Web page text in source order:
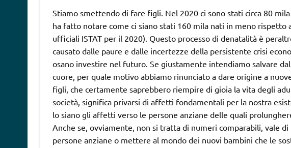
Stiamo smettendo di fare figli. Nel 2020 ci sono stati circa 80
ha fatto notare come ci siano stati 160 mila nati in meno rispetto
ufficiali ISTAT per il 2020). Questo processo di denatalità è
causato dalle paure e dalle incertezze della persistente crisi
osano investire nel futuro. Se giustamente intendiamo salvare
cuore, per quale motivo abbiamo rinunciato a dare origine a
figli, che certamente saprebbero riempire di gioia la vita degli
società, significa privarsi di affetti fondamentali per la nostra
lo siano gli affetti verso le persone anziane delle quali
Anche se, ovviamente, non si tratta di numeri comparabili, vale
persone anziane o mettere al mondo dei nuovi bambini che le